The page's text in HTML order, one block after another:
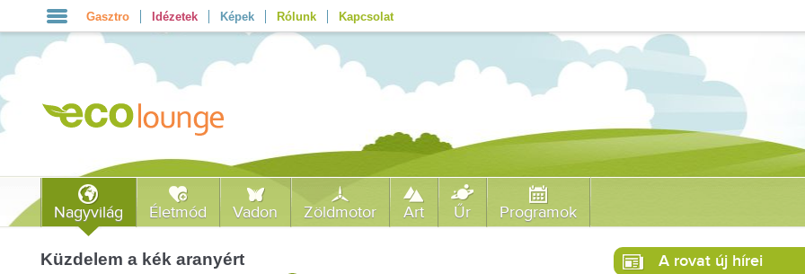
Gasztro Idézetek Képek Rólunk Kapcsolat
Nagyvilág Életmód Vadon Zöldmotor Art Űr Programok
Küzdelem a kék aranyért
A rovat új hírei